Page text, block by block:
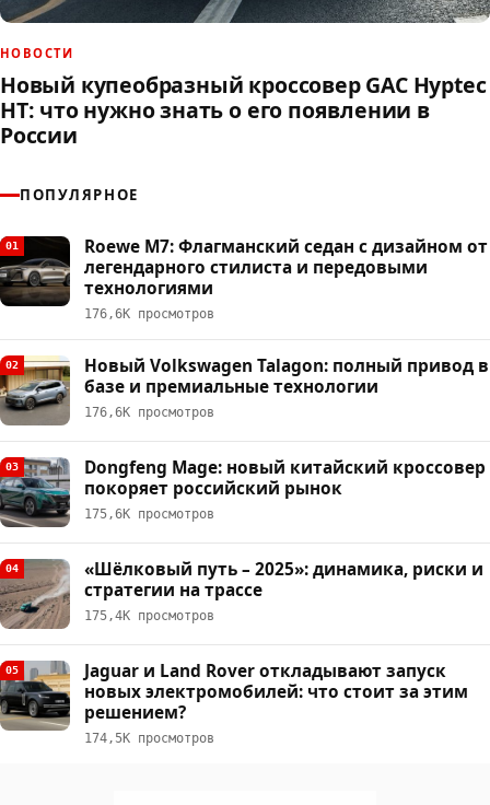
НОВОСТИ
Новый купеобразный кроссовер GAC Hyptec
HT: что нужно знать о его появлении в
России
ПОПУЛЯРНОЕ
01
Roewe M7: Флагманский седан с дизайном от
легендарного стилиста и передовыми
технологиями
176,6К просмотров
02
Новый Volkswagen Talagon: полный привод в
базе и премиальные технологии
176,6К просмотров
03
Dongfeng Mage: новый китайский кроссовер
покоряет российский рынок
175,6К просмотров
04
«Шёлковый путь – 2025»: динамика, риски и
стратегии на трассе
175,4К просмотров
05
Jaguar и Land Rover откладывают запуск
новых электромобилей: что стоит за этим
решением?
174,5К просмотров